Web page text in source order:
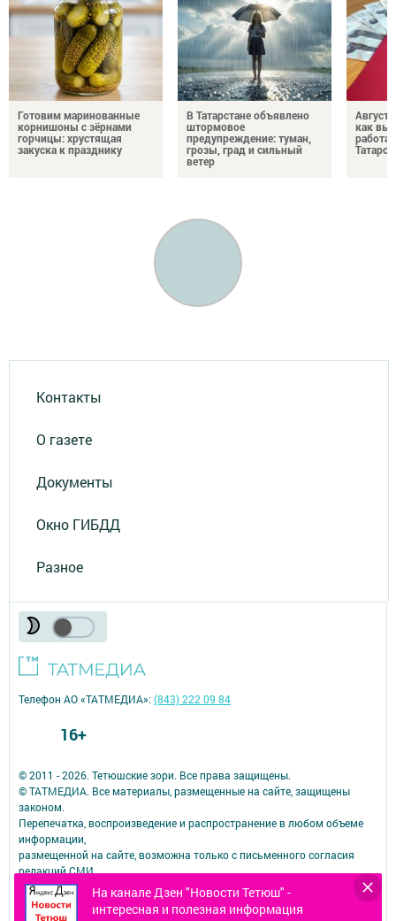
Готовим маринованные
корнишоны с зёрнами
горчицы: хрустящая
закуска к празднику
В Татарстане объявлено
штормовое
предупреждение: туман,
грозы, град и сильный
ветер
как
Контакты
О газете
Документы
Окно ГИБДД
Разное
На канале Дзен "Новости Тетюш" -
интересная и полезная информация
© 2011 - 2026. Тетюшские зори. Все права защищены.
© ТАТМЕДИА. Все материалы, размещенные на сайте, защищены
законом.
Перепечатка, воспроизведение и распространение в любом объеме
информации,
размещенной на сайте, возможна только с письменного согласия
редакций СМИ.
При поддержке Республиканского агентства по печати и массовым
коммуникациям.
Телефон АО «ТАТМЕДИА»:(843) 222 09 84
16+